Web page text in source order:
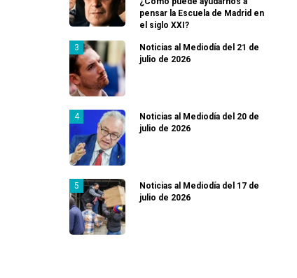
pensar la Escuela de Madrid en
el siglo XXI?
Noticias al Mediodía del 21 de
julio de 2026
Noticias al Mediodía del 20 de
julio de 2026
Noticias al Mediodía del 17 de
julio de 2026